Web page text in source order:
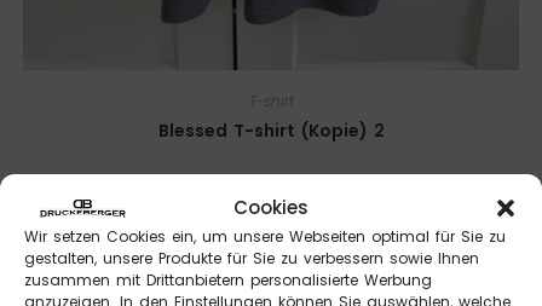
Cookies
Wir setzen Cookies ein, um unsere Webseiten optimal für Sie zu
gestalten, unsere Produkte für Sie zu verbessern sowie Ihnen
zusammen mit Drittanbietern personalisierte Werbung
T-shirt
Blessed T-shirt (Kopie) 2
14,95
Ausführung wählen